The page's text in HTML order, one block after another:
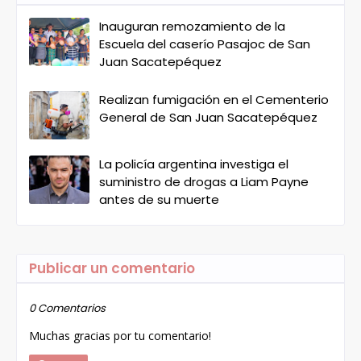
Inauguran remozamiento de la
Escuela del caserío Pasajoc de San
Juan Sacatepéquez
Realizan fumigación en el Cementerio
General de San Juan Sacatepéquez
La policía argentina investiga el
suministro de drogas a Liam Payne
antes de su muerte
Publicar un comentario
0 Comentarios
Muchas gracias por tu comentario!